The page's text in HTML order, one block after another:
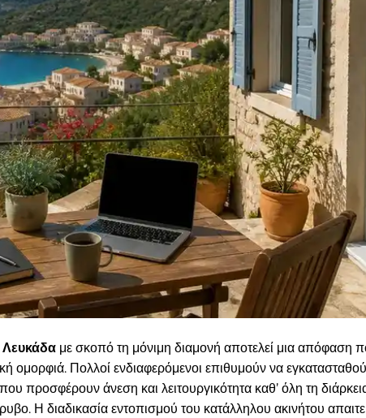
Λευκάδα με σκοπό τη μόνιμη διαμονή αποτελεί μια απόφαση
ομορφιά. Πολλοί ενδιαφερόμενοι επιθυμούν να
προσφέρουν άνεση και λειτουργικότητα καθ’ όλη τη
Η διαδικασία εντοπισμού του κατάλληλου ακινήτου